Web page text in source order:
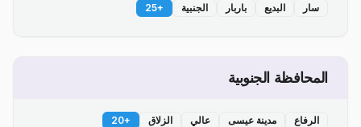
سار البديع باربار الجنبية +
25
المحافظة الجنوبية
الرفاع مدينة عيسى عالي الزلاق +
20